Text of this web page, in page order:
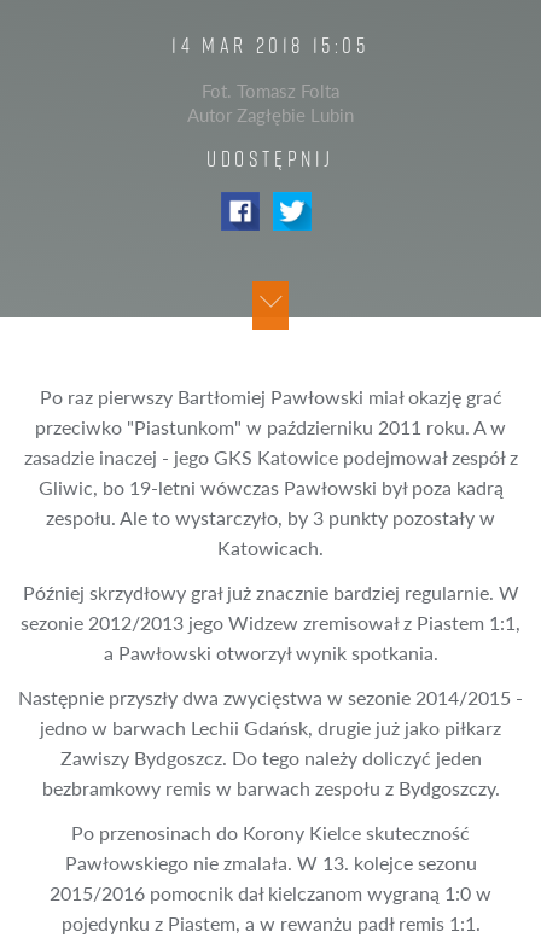
14 MAR 2018 15:05
Fot. Tomasz Folta
Autor Zagłębie Lubin
UDOSTĘPNIJ
Po raz pierwszy Bartłomiej Pawłowski miał okazję grać
przeciwko "Piastunkom" w październiku 2011 roku. A w
zasadzie inaczej - jego GKS Katowice podejmował zespół z
Gliwic, bo 19-letni wówczas Pawłowski był poza kadrą
zespołu. Ale to wystarczyło, by 3 punkty pozostały w
Katowicach.
Później skrzydłowy grał już znacznie bardziej regularnie. W
sezonie 2012/2013 jego Widzew zremisował z Piastem 1:1,
a Pawłowski otworzył wynik spotkania.
Następnie przyszły dwa zwycięstwa w sezonie 2014/2015 -
jedno w barwach Lechii Gdańsk, drugie już jako piłkarz
Zawiszy Bydgoszcz. Do tego należy doliczyć jeden
bezbramkowy remis w barwach zespołu z Bydgoszczy.
Po przenosinach do Korony Kielce skuteczność
Pawłowskiego nie zmalała. W 13. kolejce sezonu
2015/2016 pomocnik dał kielczanom wygraną 1:0 w
pojedynku z Piastem, a w rewanżu padł remis 1:1.